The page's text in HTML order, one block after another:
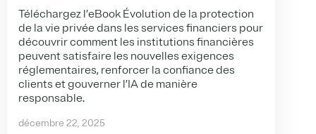
Téléchargez l’eBook Évolution de la protection
de la vie privée dans les services financiers pour
découvrir comment les institutions financières
peuvent satisfaire les nouvelles exigences
réglementaires, renforcer la confiance des
clients et gouverner l’IA de manière
responsable.
décembre 22, 2025